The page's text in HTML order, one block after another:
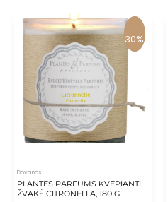
-
30%
-
30%
Dovanos
PLANTES PARFUMS KVEPIANTI
ŽVAKĖ CITRONELLA, 180 G